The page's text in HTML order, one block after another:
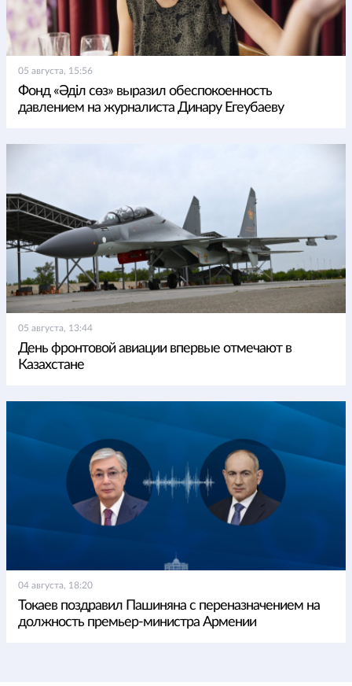
05 августа, 15:56
Фонд «Әділ сөз» выразил обеспокоенность
давлением на журналиста Динару Егеубаеву
05 августа, 13:44
День фронтовой авиации впервые отмечают в
Казахстане
04 августа, 18:20
Токаев поздравил Пашиняна с переназначением на
должность премьер-министра Армении